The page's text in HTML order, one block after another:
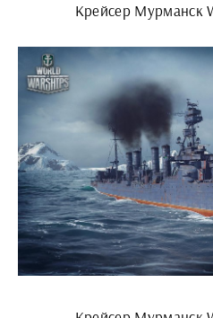
Крейсер Мурманск